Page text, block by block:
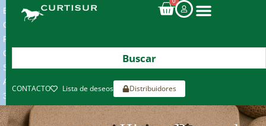
ENVIOS
GRATIS
POR
COMPRAS
SUPERIORES
A
300€*
CONTACTO Lista de deseos Distribuidores